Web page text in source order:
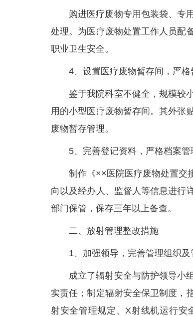
购进医疗废物专用包装袋、专
处理。为医疗废物处置工作人员配
职业卫生安全。
4、设置医疗废物暂存间，严格
鉴于我院科室不健全，规模较
用的小型医疗废物暂存间。其外张
废物暂存管理。
5、完善登记资料，严格档案管
制作《××医院医疗废物处置交
向以及经办人、监督人等信息进行
部门保管，保存三年以上备查。
二、放射管理整改措施
1、加强领导，完善管理组织及
成立了辐射安全与防护领导小
实责任；制定辐射安全保卫制度，
射安全管理规定、X射线机运行安